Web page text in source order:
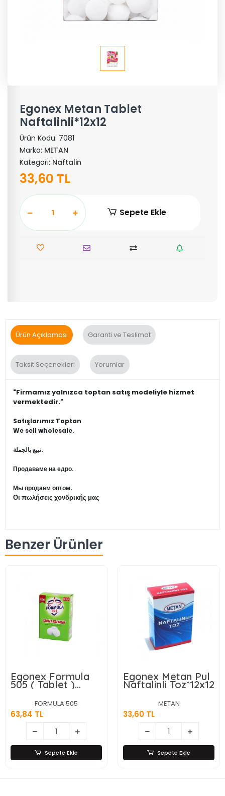
Egonex Metan Tablet
Naftalinli*12x12
Ürün Kodu: 7081
Marka: METAN
Kategori: Naftalin
33,60 TL
Sepete Ekle
Ürün Açıklaması Garanti ve Teslimat
Taksit Seçenekleri Yorumlar
"Firmamız yalnızca toptan satış modeliyle hizmet
vermektedir."
Satışlarımız Toptan
We sell wholesale.
نبيع بالجملة.
Продаваме на едро.
Мы продаем оптом.
Οι πωλήσεις χονδρικής μας
Benzer Ürünler
Egonex Formula
505 ( Tablet )
Naftalin
100gr*24=k
FORMULA 505
63,84 TL
Sepete Ekle
Egonex Metan Pul
Naftalinli Toz*12x12
METAN
33,60 TL
Sepete Ekle